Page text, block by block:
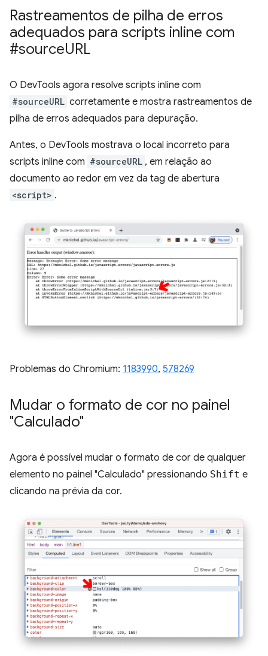
Rastreamentos de pilha de erros
adequados para scripts inline com
#sourceURL
O DevTools agora resolve scripts inline com
#sourceURL corretamente e mostra rastreamentos de
pilha de erros adequados para depuração.
Antes, o DevTools mostrava o local incorreto para
scripts inline com #sourceURL , em relação ao
documento ao redor em vez da tag de abertura
<script> .
Problemas do Chromium: 1183990, 578269
Mudar o formato de cor no painel
"Calculado"
Agora é possível mudar o formato de cor de qualquer
elemento no painel "Calculado" pressionando Shift e
clicando na prévia da cor.